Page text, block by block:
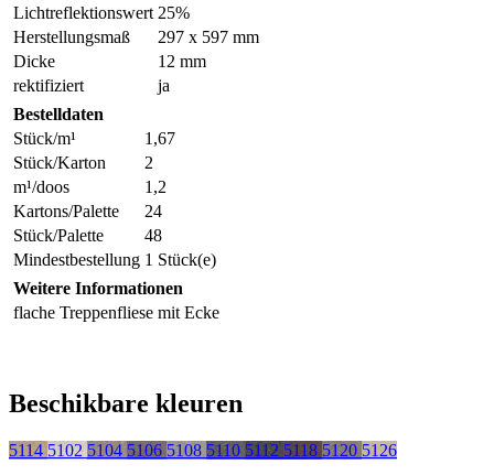
Lichtreflektionswert 25%
Herstellungsmaß
297 x 597 mm
Dicke
12 mm
rektifiziert
ja
Bestelldaten
Stück/m¹
1,67
Stück/Karton
2
m¹/doos
1,2
Kartons/Palette
24
Stück/Palette
48
Mindestbestellung 1 Stück(e)
Weitere Informationen
flache Treppenfliese mit Ecke
Beschikbare kleuren
5114 5102 5104 5106 5108 5110 5112 5118 5120 5126